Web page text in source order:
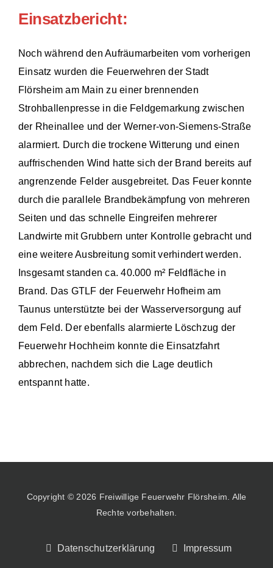
Einsatzbericht:
Noch während den Aufräumarbeiten vom vorherigen
Einsatz wurden die Feuerwehren der Stadt
Flörsheim am Main zu einer brennenden
Strohballenpresse in die Feldgemarkung zwischen
der Rheinallee und der Werner-von-Siemens-Straße
alarmiert. Durch die trockene Witterung und einen
auffrischenden Wind hatte sich der Brand bereits auf
angrenzende Felder ausgebreitet. Das Feuer konnte
durch die parallele Brandbekämpfung von mehreren
Seiten und das schnelle Eingreifen mehrerer
Landwirte mit Grubbern unter Kontrolle gebracht und
eine weitere Ausbreitung somit verhindert werden.
Insgesamt standen ca. 40.000 m² Feldfläche in
Brand. Das GTLF der Feuerwehr Hofheim am
Taunus unterstützte bei der Wasserversorgung auf
dem Feld. Der ebenfalls alarmierte Löschzug der
Feuerwehr Hochheim konnte die Einsatzfahrt
abbrechen, nachdem sich die Lage deutlich
entspannt hatte.
Copyright © 2026 Freiwillige Feuerwehr Flörsheim. Alle
Rechte vorbehalten.
Datenschutzerklärung Impressum